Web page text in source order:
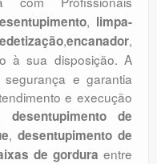
, limpa-
,encanador,
à sua disposição. A
e garantia
e execução
desentupimento de
, desentupimento de
de gordura entre